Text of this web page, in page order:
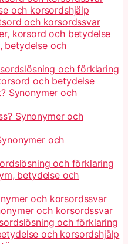
och korsordshjälp
och korsordssvar
korsord och betydelse
betydelse och
och förklaring
och betydelse
Synonymer och
Synonymer och
och
och förklaring
betydelse och
och korsordssvar
och korsordssvar
och förklaring
och korsordshjälp